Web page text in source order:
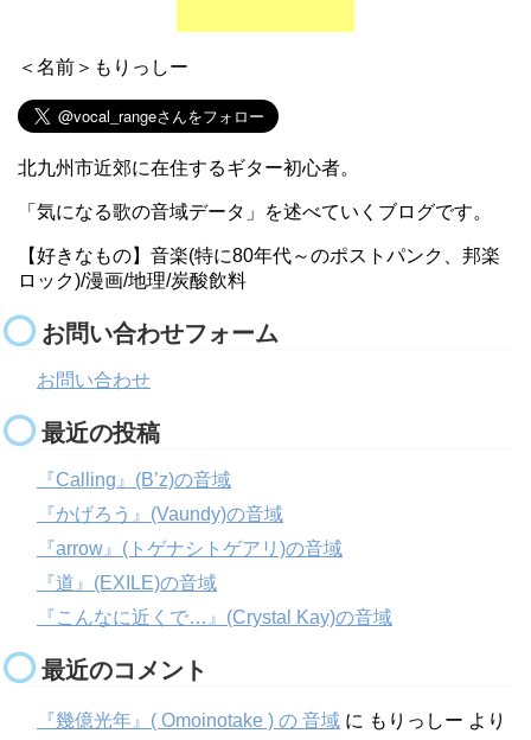
＜名前＞もりっしー
北九州市近郊に在住するギター初心者。
「気になる歌の音域データ」を述べていくブログです。
【好きなもの】音楽(特に80年代～のポストパンク、邦楽
ロック)/漫画/地理/炭酸飲料
お問い合わせフォーム
お問い合わせ
最近の投稿
『Calling』(B’z)の音域
『かげろう』(Vaundy)の音域
『arrow』(トゲナシトゲアリ)の音域
『道』(EXILE)の音域
『こんなに近くで…』(Crystal Kay)の音域
最近のコメント
『幾億光年』( Omoinotake ) の 音域 に もりっしー より